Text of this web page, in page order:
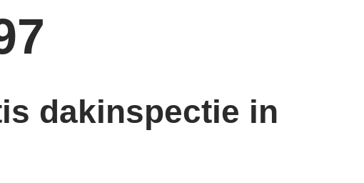
dakinspectie in